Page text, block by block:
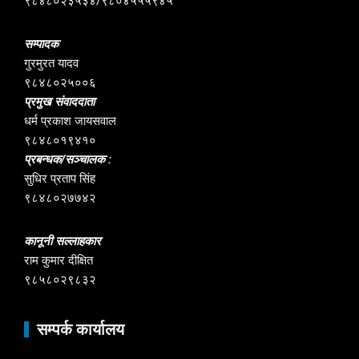
सम्पादक
गुरमुरत यादव
९८४८०२५००६
प्रमुख संवाददाता
धर्म प्रकाश जायसवाल
९८४८०१९४१०
प्रबन्धक/सञ्चालक :
सुधिर प्रताप सिंह
९८४८०२७७४२
कानूनी सल्लाहकार
राम कुमार दीक्षित
९८५८०२९८३२
सम्पर्क कार्यालय